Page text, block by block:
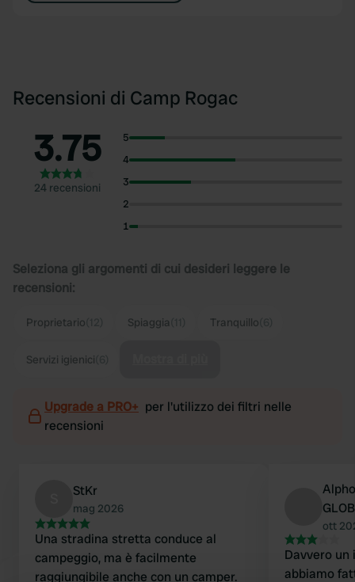
Recensioni di Camp Rogac
3.75
24 recensioni
5
4
3
2
1
Seleziona gli argomenti di cui desideri leggere le
recensioni:
Proprietario Spiaggia Tranquillo
Servizi igienici
Upgrade a PRO+ per l'utilizzo dei filtri nelle
recensioni
StKr
mag 2026
Una stradina stretta conduce al
campeggio, ma è facilmente
raggiungibile anche con un camper.
ott
Davvero
abbiamo